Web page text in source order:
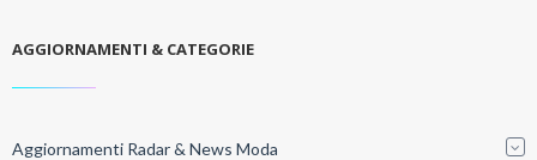
AGGIORNAMENTI & CATEGORIE
Aggiornamenti Radar & News Moda